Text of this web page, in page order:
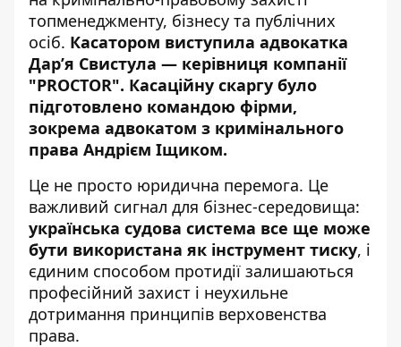
топменеджменту, бізнесу та публічних
осіб. Касатором виступила адвокатка
Дар’я Свистула — керівниця компанії
"PROCTOR". Касаційну скаргу було
підготовлено командою фірми,
зокрема адвокатом з кримінального
права Андрієм Іщиком.
Це не просто юридична перемога. Це
важливий сигнал для бізнес-середовища:
українська судова система все ще може
бути використана як інструмент тиску, і
єдиним способом протидії залишаються
професійний захист і неухильне
дотримання принципів верховенства
права.